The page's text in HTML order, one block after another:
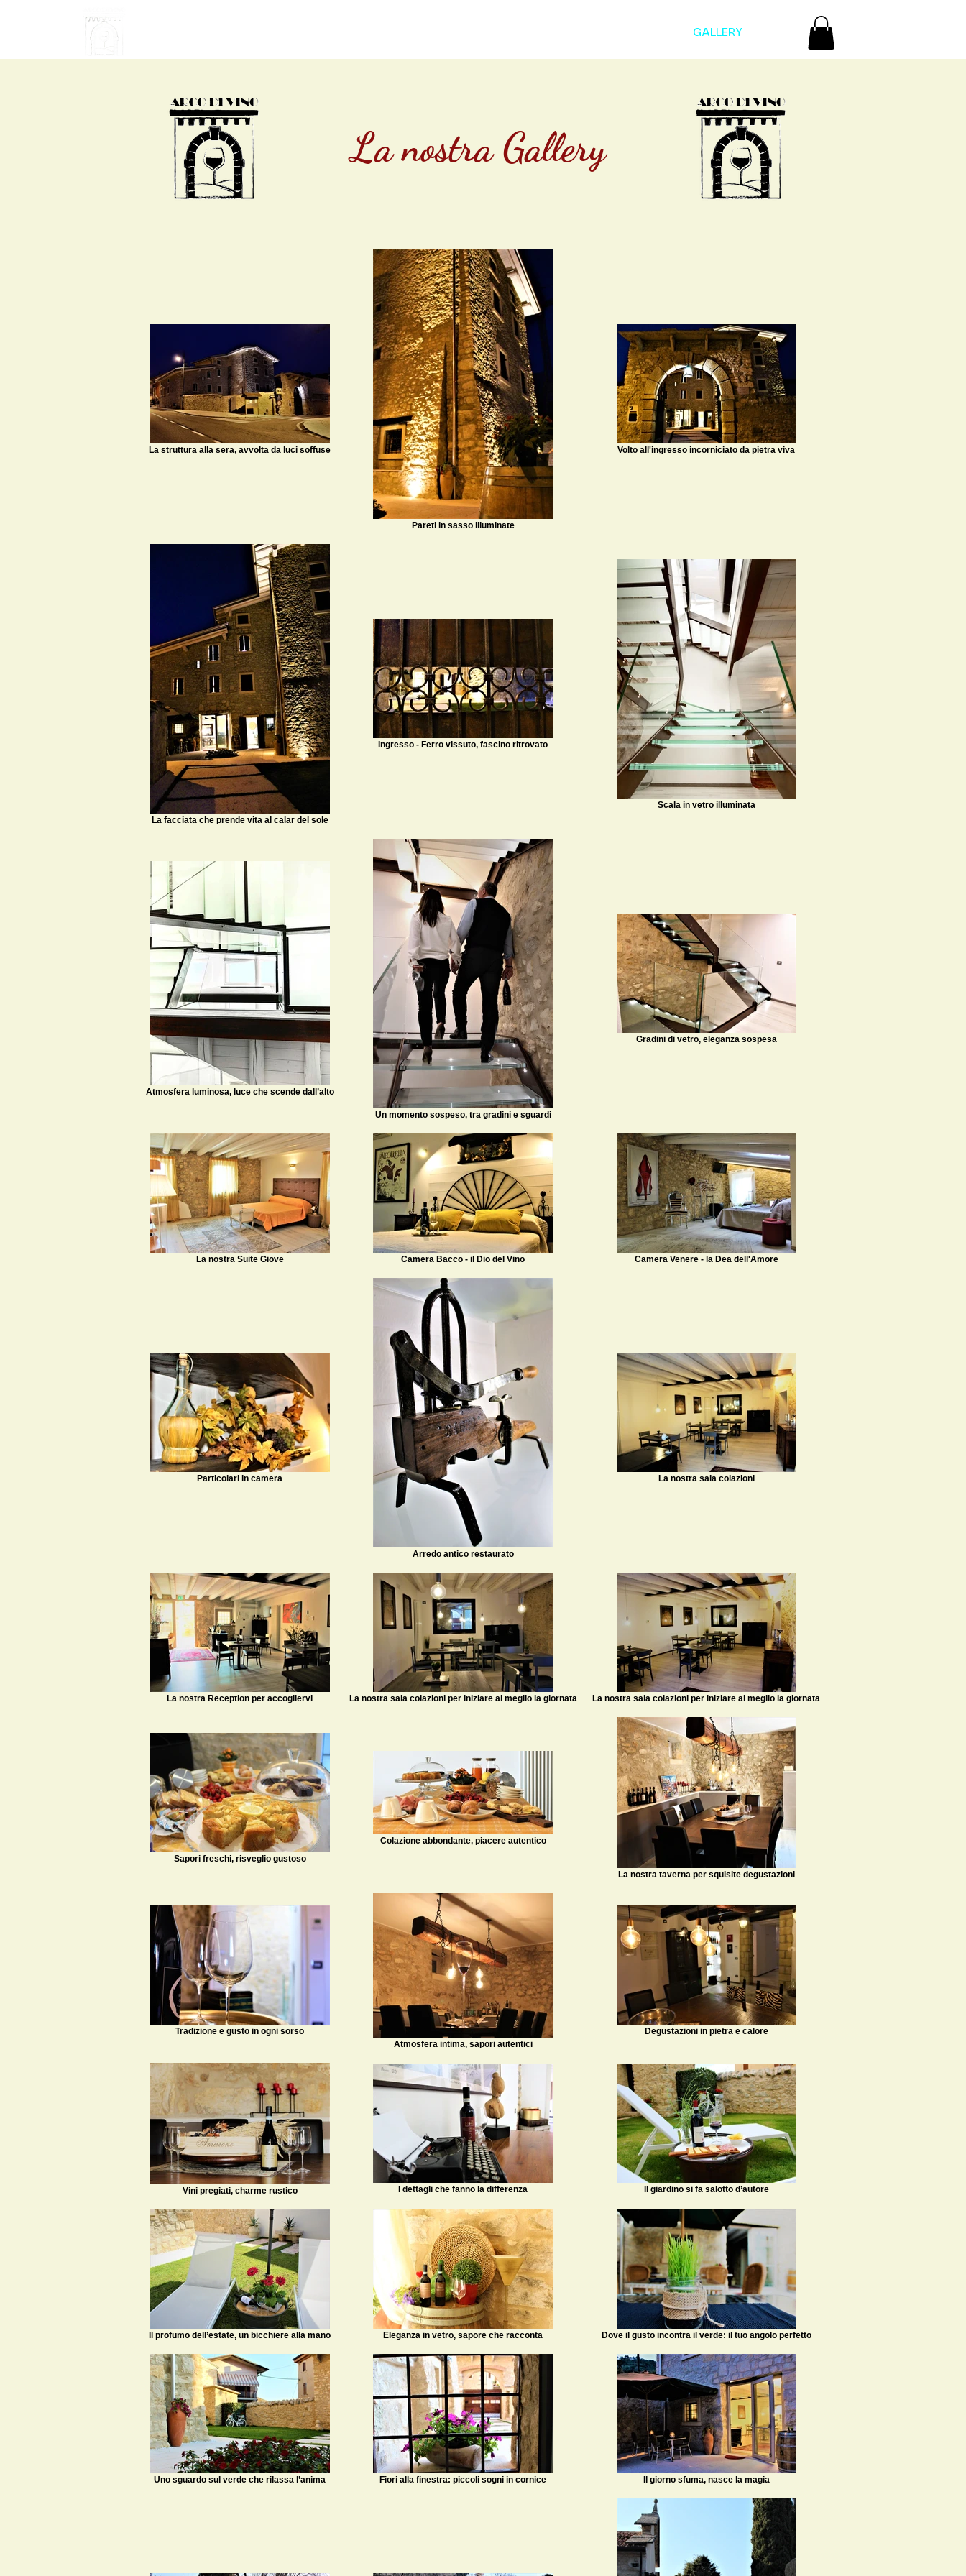
GALLERY
La nostra Gallery
La struttura alla sera, avvolta da luci soffuse
Pareti in sasso illuminate
Volto all'ingresso incorniciato da pietra viva
La facciata che prende vita al calar del sole
Ingresso - Ferro vissuto, fascino ritrovato
Scala in vetro illuminata
Atmosfera luminosa, luce che scende dall’alto
Un momento sospeso, tra gradini e sguardi
Gradini di vetro, eleganza sospesa
La nostra Suite Giove Camera Bacco - il Dio del Vino Camera Venere - la Dea dell'Amore
Particolari in camera
Arredo antico restaurato
La nostra sala colazioni
La nostra Reception per accogliervi La nostra sala colazioni per iniziare al meglio la giornata La nostra sala colazioni per iniziare al meglio la giornata
Sapori freschi, risveglio gustoso
Colazione abbondante, piacere autentico
La nostra taverna per squisite degustazioni
Tradizione e gusto in ogni sorso
Atmosfera intima, sapori autentici
Degustazioni in pietra e calore
Vini pregiati, charme rustico I dettagli che fanno la differenza Il giardino si fa salotto d’autore
Il profumo dell’estate, un bicchiere alla mano Eleganza in vetro, sapore che racconta Dove il gusto incontra il verde: il tuo angolo perfetto
Uno sguardo sul verde che rilassa l’anima Fiori alla finestra: piccoli sogni in cornice Il giorno sfuma, nasce la magia